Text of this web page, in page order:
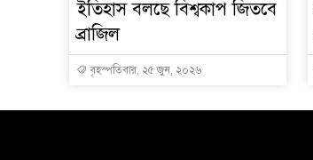
ইতিহাস বলছে বিশ্বকাপ জিতবে
ব্রাজিল
বৃহস্পতিবার, ২৫ জুন, ২০২৬